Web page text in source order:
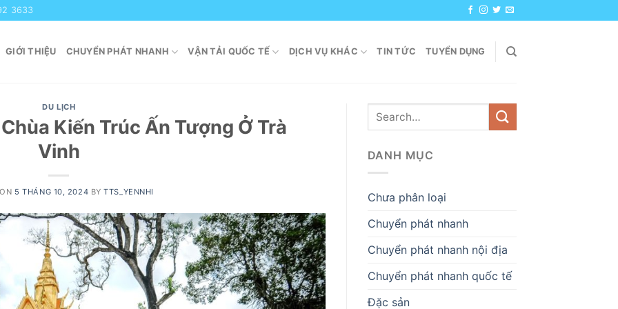
3633
GIỚI THIỆU CHUYỂN PHÁT NHANH VẬN TẢI QUỐC TẾ DỊCH VỤ KHÁC TIN TỨC TUYỂN DỤNG
DU LỊCH
Kiến Trúc Ấn Tượng Ở Trà
Vinh
5 THÁNG 10, 2024 BYTTS_YENNHI
DANH MỤC
Chưa phân loại
Chuyển phát nhanh
Chuyển phát nhanh nội địa
Chuyển phát nhanh quốc tế
Đặc sản